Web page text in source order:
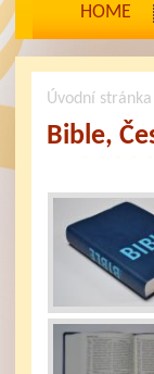
HOME
Úvodní stránka
Bible,